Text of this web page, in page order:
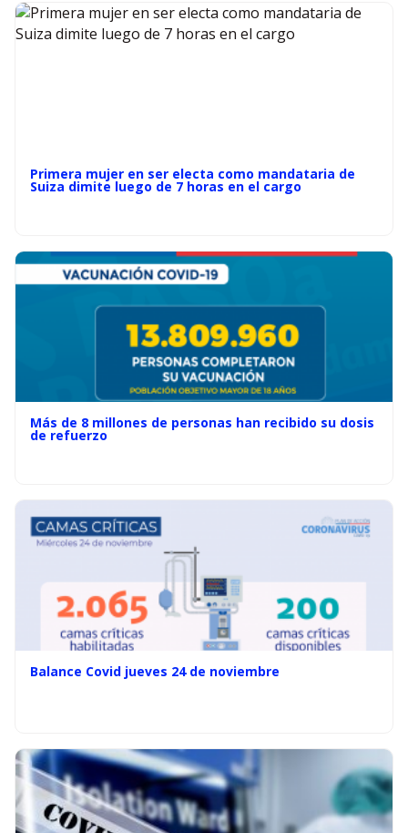
Primera mujer en ser electa como mandataria de
Suiza dimite luego de 7 horas en el cargo
Más de 8 millones de personas han recibido su dosis
de refuerzo
Balance Covid jueves 24 de noviembre